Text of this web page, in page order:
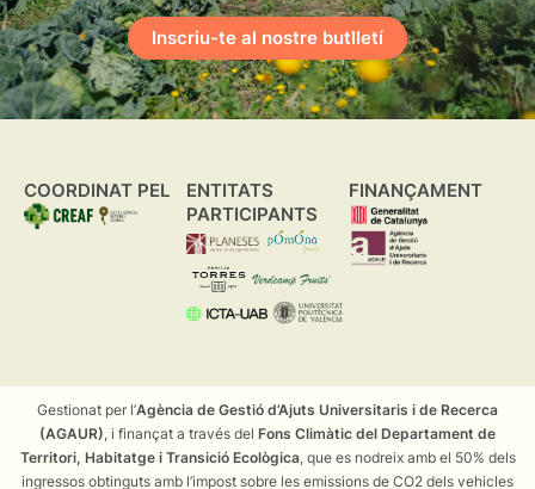
Inscriu-te al nostre butlletí
COORDINAT PEL
ENTITATS
PARTICIPANTS
FINANÇAMENT
Gestionat per l’Agència de Gestió d’Ajuts Universitaris i de Recerca
(AGAUR), i finançat a través del Fons Climàtic del Departament de
Territori, Habitatge i Transició Ecològica, que es nodreix amb el 50% dels
ingressos obtinguts amb l’impost sobre les emissions de CO2 dels vehicles